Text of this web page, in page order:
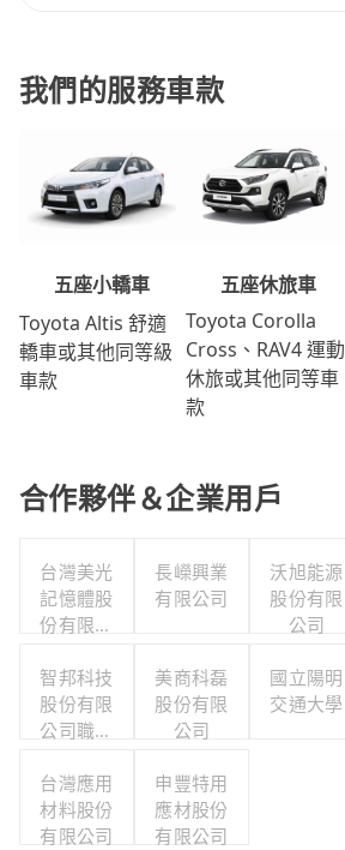
我們的服務車款
五座小轎車
Toyota Altis 舒適
轎車或其他同等級
車款
五座休旅車
Toyota Corolla
Cross、RAV4 運動
休旅或其他同等車
款
合作夥伴＆企業用戶
台灣美光
記憶體股
份有限公
長嶸興業
有限公司
沃旭能源
股份有限
公司
智邦科技
股份有限
公司職工
會
美商科磊
股份有限
公司
國立陽明
交通大學
台灣應用
材料股份
有限公司
申豐特用
應材股份
有限公司